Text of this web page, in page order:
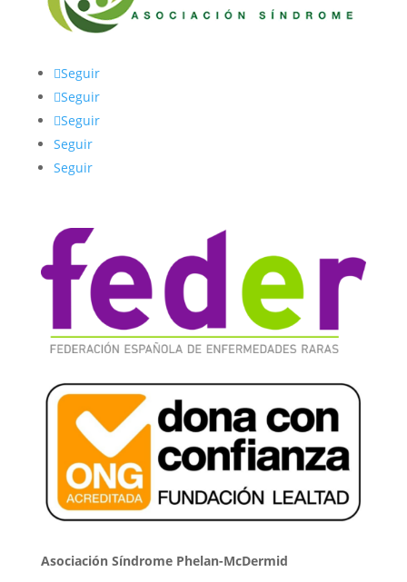
Seguir
Seguir
Seguir
Seguir
Seguir
Asociación Síndrome Phelan-McDermid